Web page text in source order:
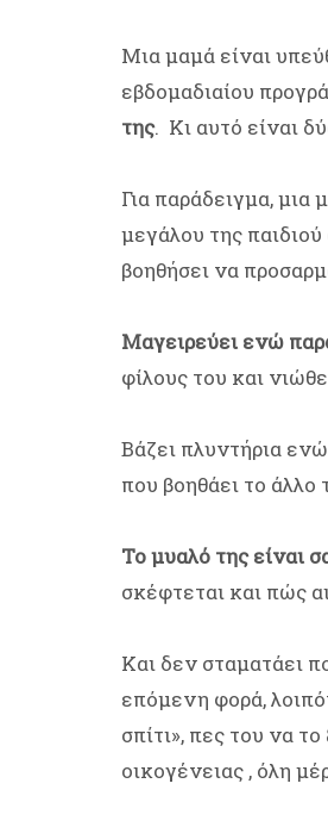
Μια μαμά είναι
εβδομαδιαίου
της. Κι αυτό είναι
Για παράδειγμα, μια
μεγάλου της
βοηθήσει να
Μαγειρεύει ενώ
φίλους του και
Βάζει πλυντήρια
που βοηθάει το άλλο
Το μυαλό της είναι
σκέφτεται και πώς
Και δεν σταματάει
επόμενη φορά,
σπίτι», πες του να
οικογένειας , όλη